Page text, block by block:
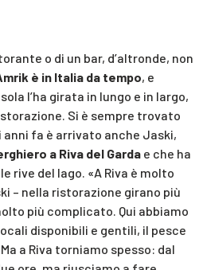
o di un bar, d’altronde, non
è in Italia da tempo, e
l’ha girata in lungo e in largo,
Si è sempre trovato
anni fa è arrivato anche Jaski,
a Riva del Garda e che ha
rive del lago. «A Riva è molto
– nella ristorazione girano più
più complicato. Qui abbiamo
disponibili e gentili, il pesce
a Riva torniamo spesso: dal